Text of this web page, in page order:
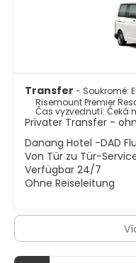
Transfer - Soukromé:
Risemount Premier
Čas vyzvednutí: Čeká
Privater Transfer -
Danang Hotel -DAD
Von Tür zu Tür-
Verfügbar 24/7
Ohne Reiseleitung